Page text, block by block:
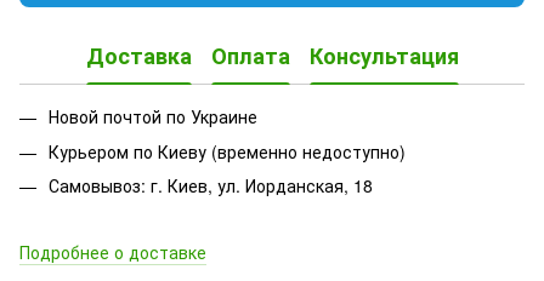
Доставка Оплата Консультация
Новой почтой по Украине
Курьером по Киеву (временно недоступно)
Самовывоз: г. Киев, ул. Иорданская, 18
Подробнее о доставке